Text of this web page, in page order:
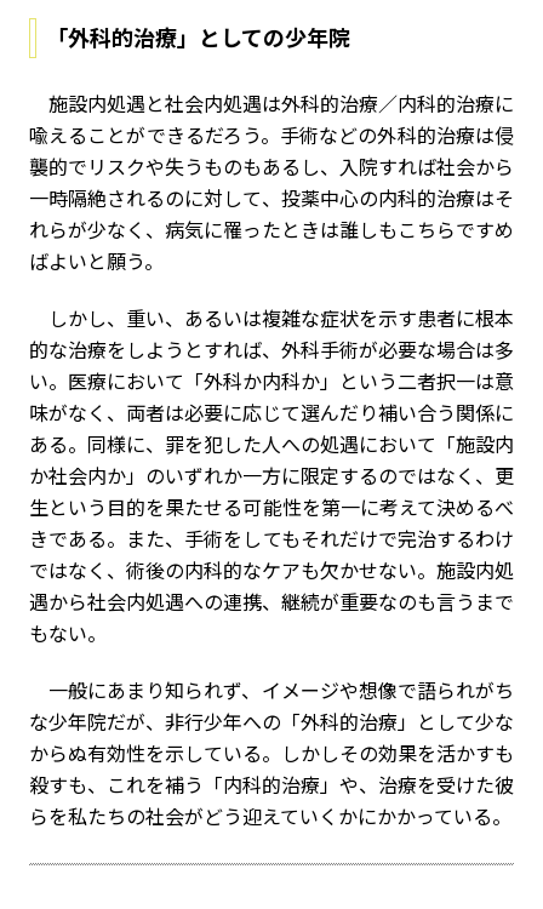
「外科的治療」としての少年院
施設内処遇と社会内処遇は外科的治療／内科的治療に
喩えることができるだろう。手術などの外科的治療は侵
襲的でリスクや失うものもあるし、入院すれば社会から
一時隔絶されるのに対して、投薬中心の内科的治療はそ
れらが少なく、病気に罹ったときは誰しもこちらですめ
ばよいと願う。
しかし、重い、あるいは複雑な症状を示す患者に根本
的な治療をしようとすれば、外科手術が必要な場合は多
い。医療において「外科か内科か」という二者択一は意
味がなく、両者は必要に応じて選んだり補い合う関係に
ある。同様に、罪を犯した人への処遇において「施設内
か社会内か」のいずれか一方に限定するのではなく、更
生という目的を果たせる可能性を第一に考えて決めるべ
きである。また、手術をしてもそれだけで完治するわけ
ではなく、術後の内科的なケアも欠かせない。施設内処
遇から社会内処遇への連携、継続が重要なのも言うまで
もない。
一般にあまり知られず、イメージや想像で語られがち
な少年院だが、非行少年への「外科的治療」として少な
からぬ有効性を示している。しかしその効果を活かすも
殺すも、これを補う「内科的治療」や、治療を受けた彼
らを私たちの社会がどう迎えていくかにかかっている。